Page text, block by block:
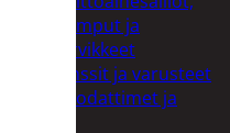
pumput ja
tarvikkeet
Vinssit ja varusteet
Öljyt, suodattimet ja